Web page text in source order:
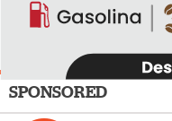
SPONSORED